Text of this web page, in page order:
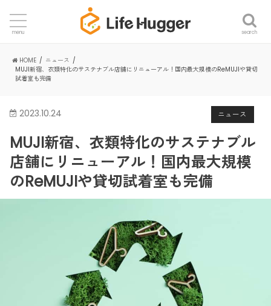
search
menu
HOME
ニュース
MUJI新宿、衣類特化のサステナブル店舗にリニューアル！国内最大規模のReMUJIや貸切
試着室も完備
ニュース
2023.10.24
MUJI新宿、衣類特化のサステナブル
店舗にリニューアル！国内最大規模
のReMUJIや貸切試着室も完備